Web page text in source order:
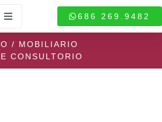
686 269.9482
/ MOBILIARIO
CONSULTORIO